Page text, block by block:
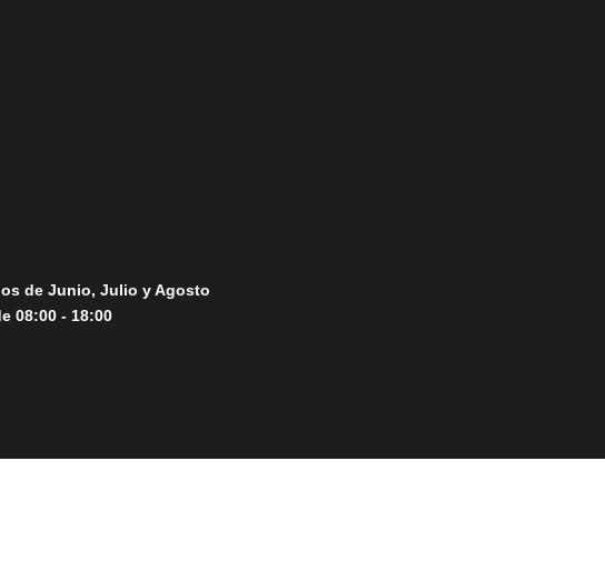
de Junio, Julio y Agosto
08:00 - 18:00